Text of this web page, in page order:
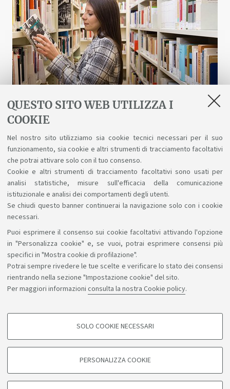
QUESTO SITO WEB UTILIZZA I
COOKIE
Nel nostro sito utilizziamo sia cookie tecnici necessari per il suo
funzionamento, sia cookie e altri strumenti di tracciamento facoltativi
che potrai attivare solo con il tuo consenso.
Cookie e altri strumenti di tracciamento facoltativi sono usati per
analisi statistiche, misure sull'efficacia della comunicazione
istituzionale e analisi dei comportamenti degli utenti.
Se chiudi questo banner continuerai la navigazione solo con i cookie
necessari.
Puoi esprimere il consenso sui cookie facoltativi attivando l'opzione
in "Personalizza cookie" e, se vuoi, potrai esprimere consensi più
specifici in "Mostra cookie di profilazione".
Potrai sempre rivedere le tue scelte e verificare lo stato dei consensi
rientrando nella sezione "Impostazione cookie" del sito.
Per maggiori informazioni consulta la nostra Cookie policy.
COOKIE DI PROFILAZIONE - FACOLTATIVI
degli utenti, creare profili in base al loro comportamento sul sito, per analisi
di marketing.
SOLO COOKIE NECESSARI
PERSONALIZZA COOKIE
Biblioteche e risorse digitali
Un patrimonio fatto di scienza, arte, storia a
tua disposizione gratuitamente, anche online.
Sosteniamo il diritto alla conoscenza
Seguici su:
Bologna - Via Zamboni, 33 - 40126 Bologna - PI: 01131710376 -
CF: 80007010376